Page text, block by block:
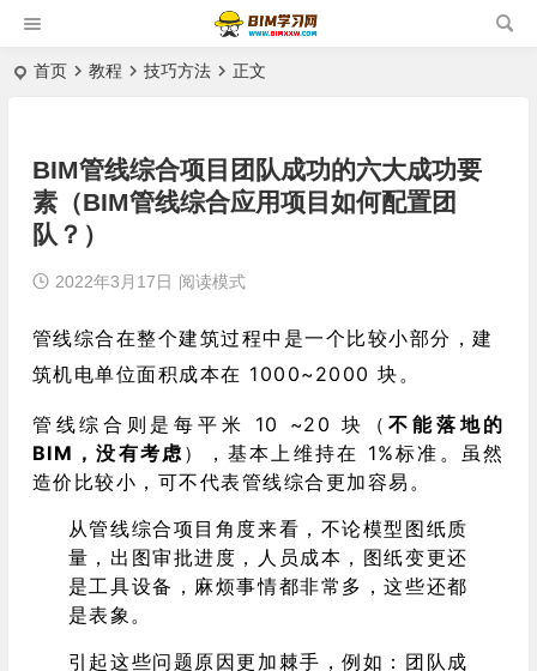
首页 教程 技巧方法 正文
BIM管线综合项目团队成功的六大成功要
素（BIM管线综合应用项目如何配置团
队？）
2022年3月17日 阅读模式
管线综合在整个建筑过程中是一个比较小部分，建
筑机电单位面积成本在 1000~2000 块。
管线综合则是每平米 10 ~20 块（不能落地的
BIM，没有考虑），基本上维持在 1%标准。虽然
造价比较小，可不代表管线综合更加容易。
从管线综合项目角度来看，不论模型图纸质
量，出图审批进度，人员成本，图纸变更还
是工具设备，麻烦事情都非常多，这些还都
是表象。
引起这些问题原因更加棘手，例如：团队成